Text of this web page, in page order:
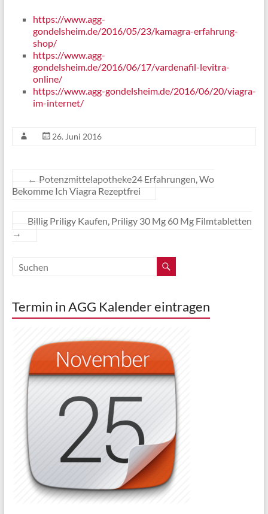
https://www.agg-
gondelsheim.de/2016/05/23/kamagra-erfahrung-
shop/
https://www.agg-
gondelsheim.de/2016/06/17/vardenafil-levitra-
online/
https://www.agg-gondelsheim.de/2016/06/20/viagra-
im-internet/
26. Juni 2016
← Potenzmittelapotheke24 Erfahrungen, Wo
Bekomme Ich Viagra Rezeptfrei
Billig Priligy Kaufen, Priligy 30 Mg 60 Mg Filmtabletten
→
Termin in AGG Kalender eintragen